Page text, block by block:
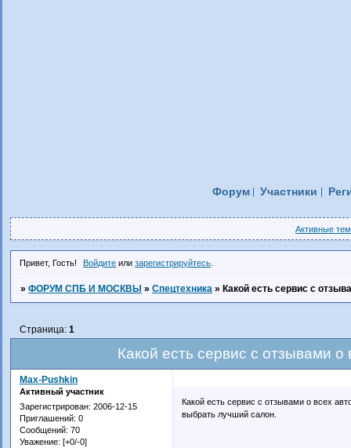
Форум Участники
Активные
Привет, Гость! Войдите илизарегистрируйтесь
» ФОРУМ СПБ И МОСКВЫ » Спецтехника » Какой есть сервис с
Какой есть сервис с отзывами
Страница: 1
Max-Pushkin
Активный участник
Зарегистрирован: 2006-12-15
Приглашений: 0
Сообщений: 70
Уважение: [+0/-0]
Какой есть сервис с отзывами о всех
выбрать лучший салон.